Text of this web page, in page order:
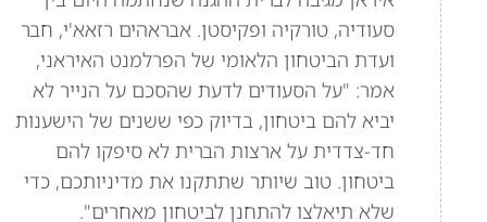
סעודיה, טורקיה ופקיסטן. אבראהים רזאא'י, חבר
ועדת הביטחון הלאומי של הפרלמנט האיראני,
אמר: "על הסעודים לדעת שהסכם על הנייר לא
יביא להם ביטחון, בדיוק כפי ששנים של הישענות
חד-צדדית על ארצות הברית לא סיפקו להם
ביטחון. טוב שיותר שתתקנו את מדיניותכם, כדי
שלא תיאלצו להתחנן לביטחון מאחרים".